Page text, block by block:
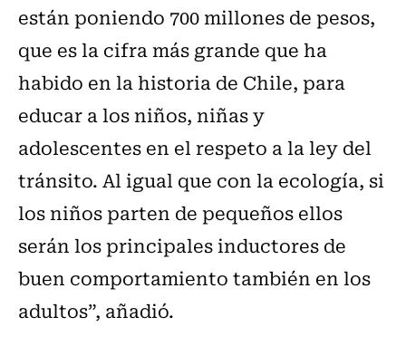
están poniendo 700 millones de pesos,
que es la cifra más grande que ha
habido en la historia de Chile, para
educar a los niños, niñas y
adolescentes en el respeto a la ley del
tránsito. Al igual que con la ecología, si
los niños parten de pequeños ellos
serán los principales inductores de
buen comportamiento también en los
adultos”, añadió.